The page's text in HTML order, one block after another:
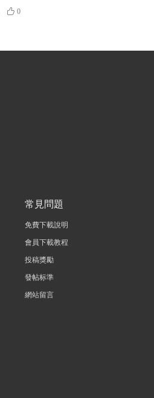
0
常見問題
免費下載說明
會員下載教程
投稿獎勵
發帖标準
網站留言